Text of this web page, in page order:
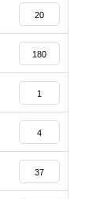
20
180
1
4
37